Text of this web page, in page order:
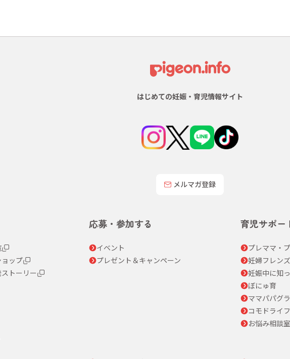
はじめての妊娠・育児情報サイト
メルマガ登録
ップ
トーリー
応募・参加する
イベント
プレゼント＆キャンペーン
育児サポー
プレママ・
妊婦フレン
妊娠中に知
ぼにゅ育
ママパパグ
コモドライフ
お悩み相談